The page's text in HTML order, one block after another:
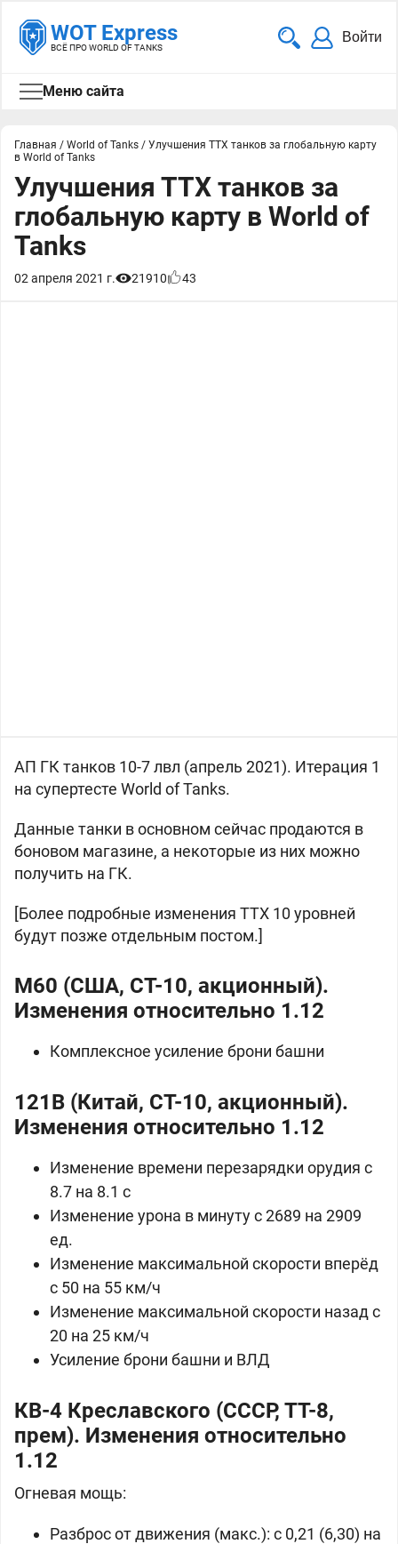
WOT Express
ВСЁ ПРО WORLD OF TANKS
Войти
Меню сайта
Главная / World of Tanks / Улучшения ТТХ танков за глобальную карту
в World of Tanks
Улучшения ТТХ танков за
глобальную карту в World of
Tanks
02 апреля 2021 г. 21910 43
АП ГК танков 10-7 лвл (апрель 2021). Итерация 1
на супертесте World of Tanks.
Данные танки в основном сейчас продаются в
боновом магазине, а некоторые из них можно
получить на ГК.
[Более подробные изменения ТТХ 10 уровней
будут позже отдельным постом.]
M60 (США, СТ-10, акционный).
Изменения относительно 1.12
Комплексное усиление брони башни
121B (Китай, СТ-10, акционный).
Изменения относительно 1.12
Изменение времени перезарядки орудия с
8.7 на 8.1 с
Изменение урона в минуту с 2689 на 2909
ед.
Изменение максимальной скорости вперёд
с 50 на 55 км/ч
Изменение максимальной скорости назад с
20 на 25 км/ч
Усиление брони башни и ВЛД
КВ-4 Креславского (СССР, ТТ-8,
прем). Изменения относительно
1.12
Огневая мощь:
Разброс от движения (макс.): с 0,21 (6,30) на